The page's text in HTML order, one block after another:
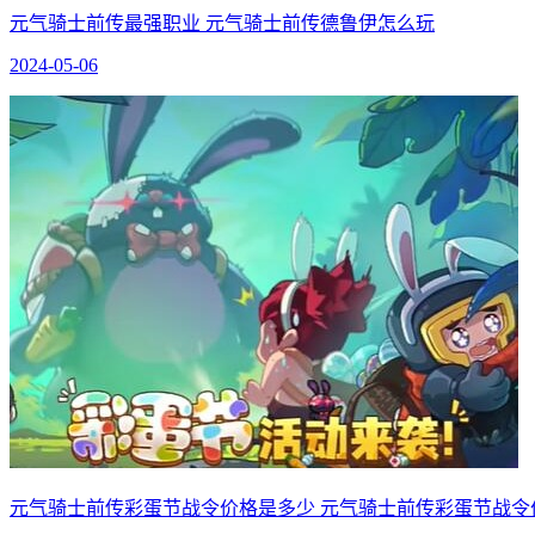
元气骑士前传最强职业 元气骑士前传德鲁伊怎么玩
2024-05-06
元气骑士前传彩蛋节战令价格是多少 元气骑士前传彩蛋节战